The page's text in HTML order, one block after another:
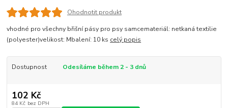
Ohodnotit produkt
vhodné pro všechny břišní pásy pro psy samcemateriál: netkaná textilie
(polyester)velikost: Mbalení: 10 ks celý popis
Dostupnost Odesíláme během 2 - 3 dnů
102 Kč
84 Kč bez DPH